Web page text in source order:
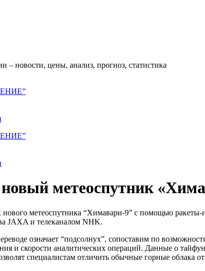
– новости, цены, анализ, прогноз, статистика
метеоспутник
метеоспутника “Химавари-9” с помощью
JAXA и телеканалом NHK.
означает “подсолнух”, сопоставим по
и скорости аналитических операций. Данные о
специалистам отличить обычные горные облака